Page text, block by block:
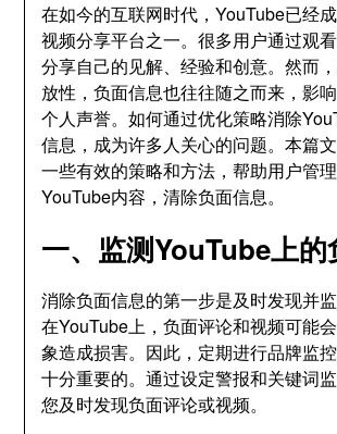
在如今的互联网时代，YouTube已经
视频分享平台之一。很多用户通过观
分享自己的见解、经验和创意。然而
放性，负面信息也往往随之而来，影
个人声誉。如何通过优化策略消除
信息，成为许多人关心的问题。本篇
一些有效的策略和方法，帮助用户管
YouTube内容，清除负面信息。
一、监测YouTube上
消除负面信息的第一步是及时发现并监
在YouTube上，负面评论和视频可能
象造成损害。因此，定期进行品牌监
十分重要的。通过设定警报和关键词
您及时发现负面评论或视频。